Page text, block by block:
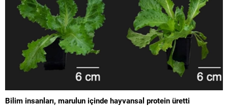
Bilim insanları, marulun içinde hayvansal protein üretti